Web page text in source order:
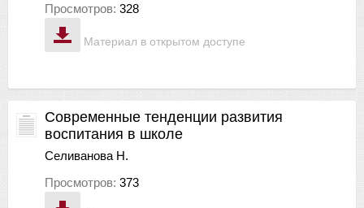
Материал в открытом доступе
Просмотров: 328
Современные тенденции развития
воспитания в школе
Селиванова Н.
Просмотров: 373